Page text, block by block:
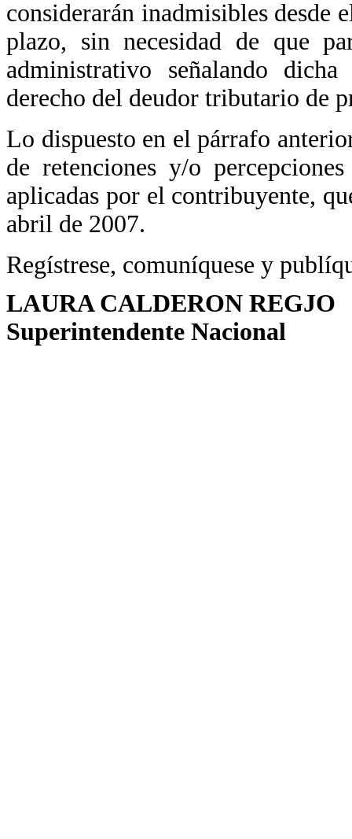
considerarán inadmisibles desde
plazo, sin necesidad de que
administrativo señalando
derecho del deudor tributario de
Lo dispuesto en el párrafo
de retenciones y/o
aplicadas por el contribuyente,
abril de 2007.
Regístrese, comuníquese y
LAURA CALDERON REGJO
Superintendente Nacional